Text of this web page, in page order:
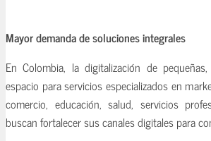
Mayor demanda de soluciones integrales
En Colombia, la digitalización de
espacio para servicios especializados en
comercio, educación, salud, servicios
buscan fortalecer sus canales digitales para